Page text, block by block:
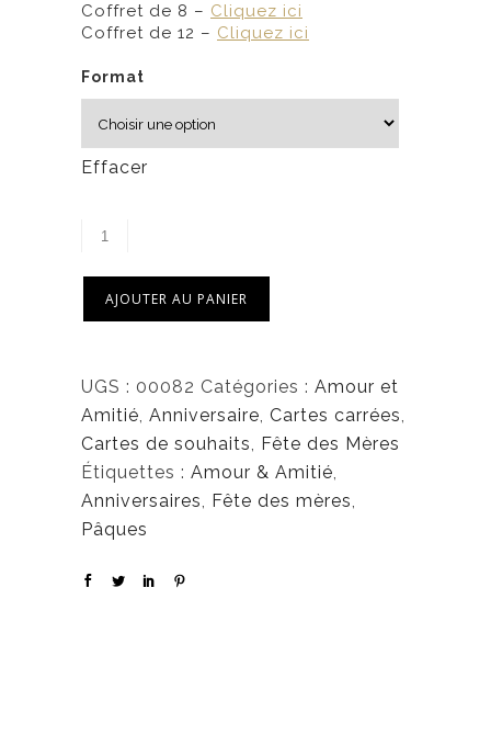
$
Coffret de 8 – Cliquez ici
Coffret de 12 – Cliquez ici
Format
Effacer
AJOUTER AU PANIER
UGS : 00082 Catégories : Amour et
Amitié, Anniversaire, Cartes carrées,
Cartes de souhaits, Fête des Mères
Étiquettes : Amour & Amitié,
Anniversaires, Fête des mères,
Pâques